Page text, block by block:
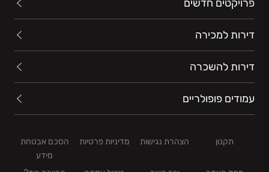
פרויקטים חדשים
דירות למכירה
דירות להשכרה
עמודים פופולריים
תקנון הצהרת נגישות מדיניות פרטיות
הסכם אבטחת
מידע